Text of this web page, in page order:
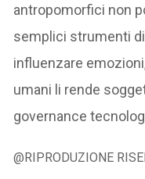
antropomorfici non
semplici strumenti
influenzare
umani li rende
governance
@RIPRODUZIONE